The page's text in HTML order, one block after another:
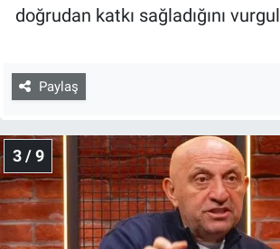
doğrudan katkı sağladığını
Paylaş
3 / 9